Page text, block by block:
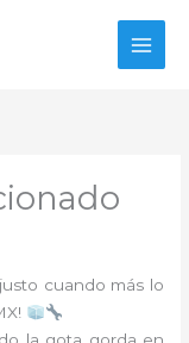
cuando más lo